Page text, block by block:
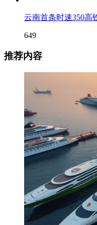
云南首条时速350高
649
推荐内容